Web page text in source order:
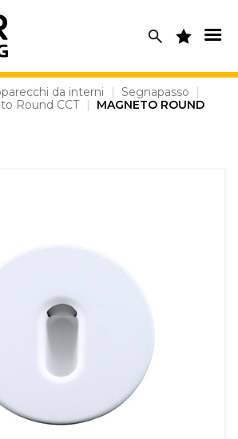
da interni | Segnapasso
|
Round CCT |
MAGNETO ROUND